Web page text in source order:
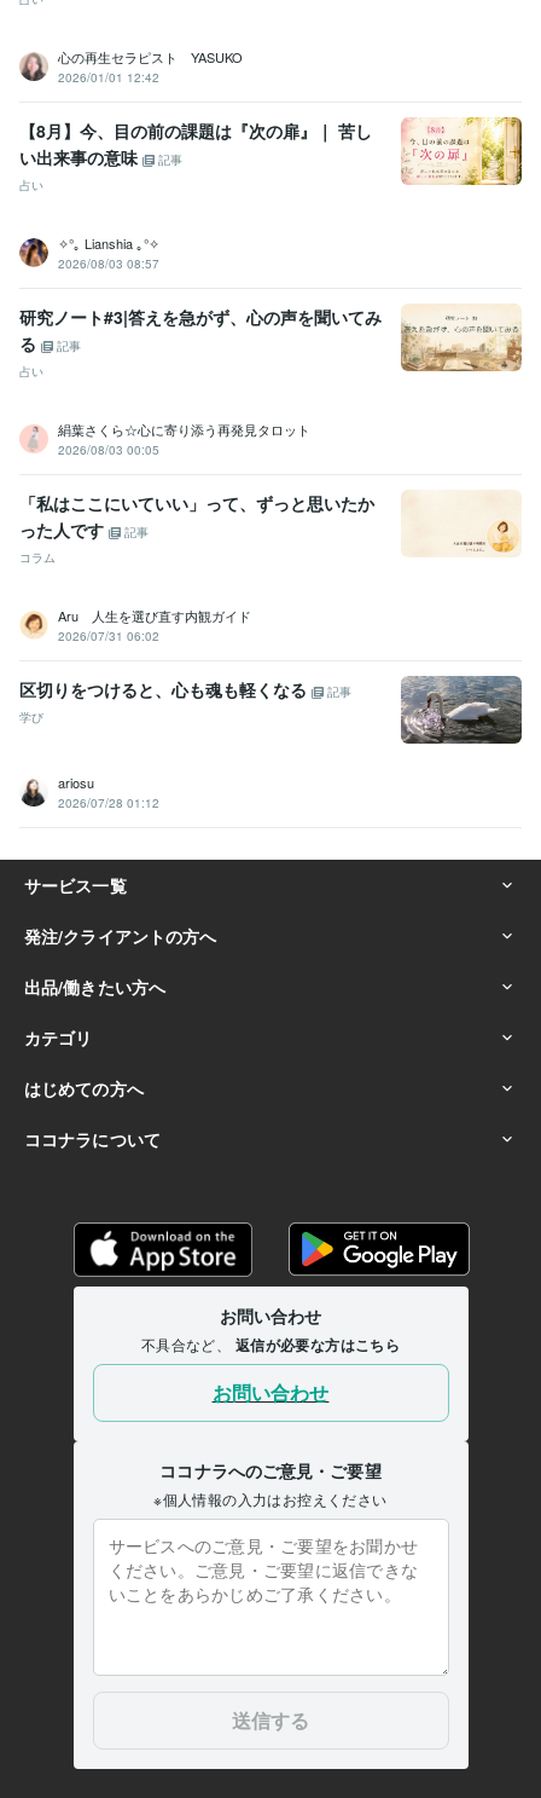
心の再生セラピスト YASUKO
2026/01/01 12:42
【8月】今、目の前の課題は『次の扉』｜ 苦し
い出来事の意味
記事
占い
✧°｡ Lianshia ｡°✧
2026/08/03 08:57
研究ノート#3|答えを急がず、心の声を聞いてみ
る
記事
占い
絹葉さくら☆心に寄り添う再発見タロット
2026/08/03 00:05
「私はここにいていい」って、ずっと思いたか
った人です
記事
コラム
Aru 人生を選び直す内観ガイド
2026/07/31 06:02
区切りをつけると、心も魂も軽くなる
記事
学び
ariosu
2026/07/28 01:12